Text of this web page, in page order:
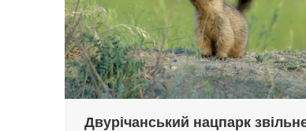
Двурічанський нацпарк